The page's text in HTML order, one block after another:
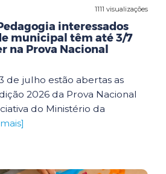
1111 visualizações
interessados
municipal têm até 3/7
na Prova Nacional
de julho estão abertas as
2026 da Prova Nacional
do Ministério da